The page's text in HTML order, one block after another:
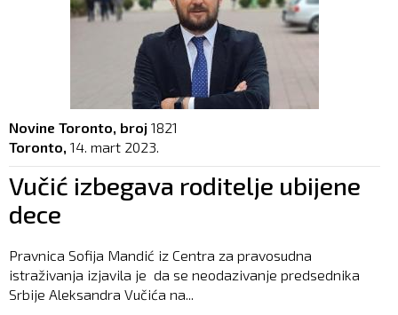
Novine Toronto, broj 1821
Toronto, 14. mart 2023.
Vučić izbegava roditelje ubijene
dece
Pravnica Sofija Mandić iz Centra za pravosudna
istraživanja izjavila je da se neodazivanje predsednika
Srbije Aleksandra Vučića na...